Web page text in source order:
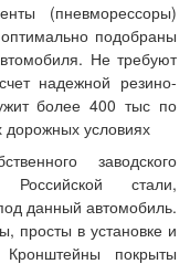
(пневморессоры)
подобраны
Не требуют
надежной резино-
более 400 тыс по
условиях
заводского
стали,
данный автомобиль.
просты в установке и
покрыты